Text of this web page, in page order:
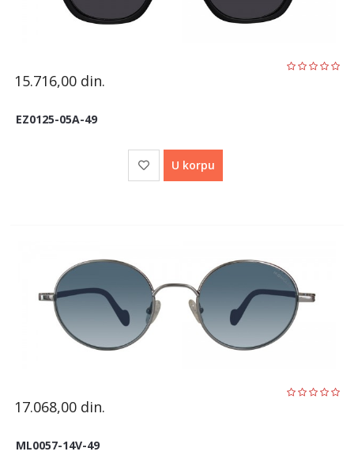
15.716,00 din.
EZ0125-05A-49
U korpu
17.068,00 din.
ML0057-14V-49